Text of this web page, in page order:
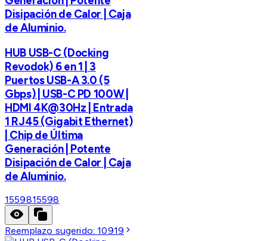
Disipación de Calor | Caja
de Aluminio.
HUB USB-C (Docking
Revodok) 6 en 1 | 3
Puertos USB-A 3.0 (5
Gbps) | USB-C PD 100W |
HDMI 4K@30Hz | Entrada
1 RJ45 (Gigabit Ethernet)
| Chip de Última
Generación | Potente
Disipación de Calor | Caja
de Aluminio.
1559815598
Reemplazo sugerido: 10919